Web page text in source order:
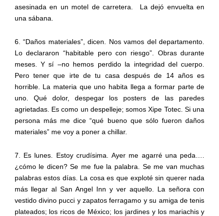
asesinada en un motel de carretera.
La dejó envuelta en
una sábana.
6. “Daños materiales”, dicen. Nos vamos del departamento.
Lo declararon “habitable pero con riesgo”. Obras durante
meses. Y sí –no hemos perdido la integridad del cuerpo.
Pero tener que irte de tu casa después de 14 años es
horrible. La materia que uno habita llega a formar parte de
uno. Qué dolor, despegar los posters de las paredes
agrietadas. Es como un despelleje; somos Xipe Totec. Si una
persona más me dice “qué bueno que sólo fueron daños
materiales” me voy a poner a chillar.
7. Es lunes. Estoy crudísima. Ayer me agarré una peda….
¿cómo le dicen? Se me fue la palabra. Se me van muchas
palabras estos días. La cosa es que exploté sin querer nada
más llegar al San Angel Inn y ver aquello. La señora con
vestido divino pucci y zapatos ferragamo y su amiga de tenis
plateados; los ricos de México; los jardines y los mariachis y